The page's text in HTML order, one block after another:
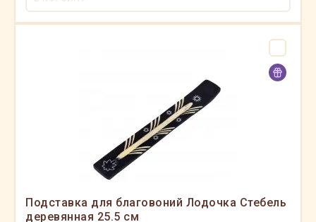
Подставка для благовоний Лодочка Стебель
деревянная 25.5 см